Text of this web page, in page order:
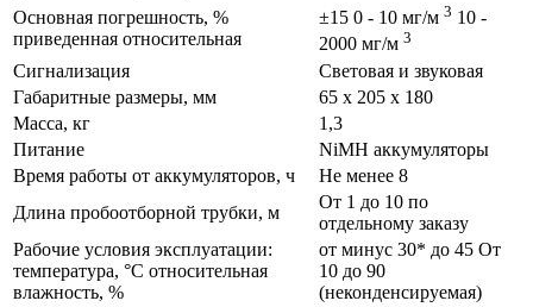
Основная погрешность, %
приведенная относительная
±15 0 - 10 мг/м 3 10 -
2000 мг/м 3
Сигнализация
Световая и звуковая
Габаритные размеры, мм
65 х 205 х 180
Масса, кг
1,3
Питание
NiMH аккумуляторы
Время работы от аккумуляторов, ч
Не менее 8
Длина пробоотборной трубки, м
От 1 до 10 по
отдельному заказу
Рабочие условия эксплуатации:
температура, °С относительная
влажность, %
от минус 30* до 45 От
10 до 90
(неконденсируемая)